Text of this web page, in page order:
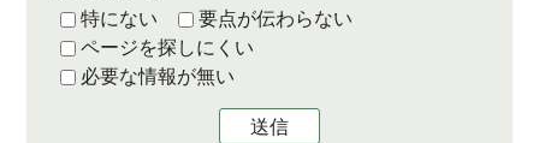
特にない
要点が伝わらない
ページを探しにくい
必要な情報が無い
送信